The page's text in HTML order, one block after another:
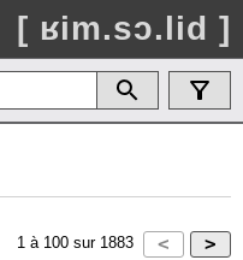
[ ʁim.sɔ.lid ]
1 à 100 sur 1883